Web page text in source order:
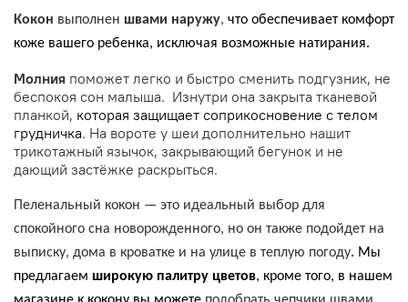
Кокон выполнен швами наружу, что обеспечивает комфорт
коже вашего ребенка, исключая возможные натирания.
Молния поможет легко и быстро сменить подгузник, не
беспокоя сон малыша. Изнутри она закрыта тканевой
планкой, которая защищает соприкосновение с телом
грудничка. На вороте у шеи дополнительно нашит
трикотажный язычок, закрывающий бегунок и не
дающий застёжке раскрыться.
Пеленальный кокон — это идеальный выбор для
спокойного сна новорожденного, но он также подойдет на
выписку, дома в кроватке и на улице в теплую погоду. Мы
предлагаем широкую палитру цветов, кроме того, в нашем